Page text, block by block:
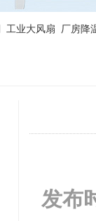
工业大风扇 厂房降
发布